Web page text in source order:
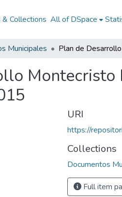
Collections All of DSpace
Municipales
URI
https://
Collections
Documentos
Full item